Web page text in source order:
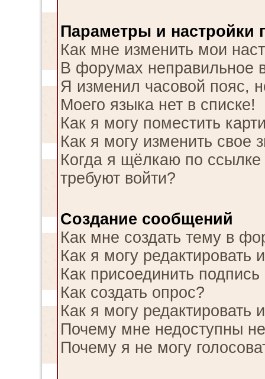
Параметры и настройки
Как мне изменить мои
В форумах неправильное
Я изменил часовой пояс,
Моего языка нет в списке!
Как я могу поместить
Как я могу изменить свое
Когда я щёлкаю по
требуют войти?
Создание сообщений
Как мне создать тему в
Как я могу
Как присоединить
Как создать опрос?
Как я могу редактировать
Почему мне недоступны
Почему я не могу